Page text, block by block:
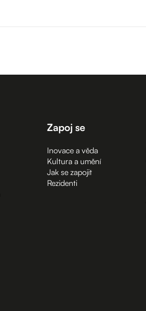
Zapoj se
Inovace a věda
Kultura a umění
Jak se zapojit
Rezidenti